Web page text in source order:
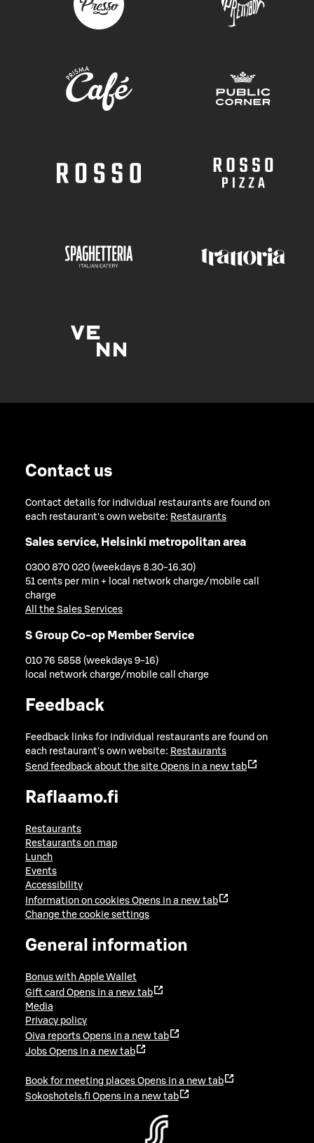
Contact us
Contact details for individual restaurants are found on
each restaurant's own website: Restaurants
Sales service, Helsinki metropolitan area
0300 870 020 (weekdays 8.30-16.30)
51 cents per min + local network charge/mobile call
charge
All the Sales Services
S Group Co-op Member Service
010 76 5858 (weekdays 9-16)
local network charge/mobile call charge
Feedback
Feedback links for individual restaurants are found on
each restaurant's own website: Restaurants
Send feedback about the site Opens in a new tab
Raflaamo.fi
Restaurants
Restaurants on map
Lunch
Events
Accessibility
Information on cookies Opens in a new tab
Change the cookie settings
General information
Bonus with Apple Wallet
Gift card Opens in a new tab
Media
Privacy policy
Oiva reports Opens in a new tab
Jobs Opens in a new tab
Book for meeting places Opens in a new tab
Sokoshotels.fi Opens in a new tab